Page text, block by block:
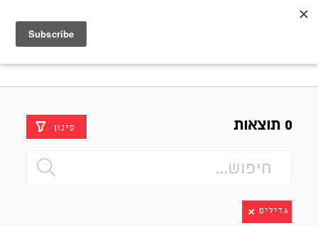
0 תוצאות סינון
גדילים